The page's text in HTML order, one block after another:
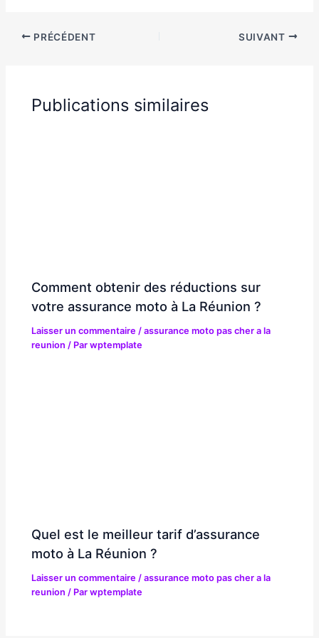
PRÉCÉDENT SUIVANT
Publications similaires
Comment obtenir des réductions sur
votre assurance moto à La Réunion ?
Laisser un commentaire /assurance moto pas cher a la
reunion / Parwptemplate
Quel est le meilleur tarif d’assurance
moto à La Réunion ?
Laisser un commentaire /assurance moto pas cher a la
reunion / Parwptemplate